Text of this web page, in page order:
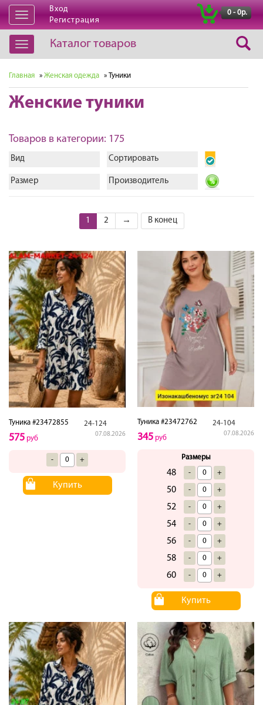
Открыть
навигацию
Вход
Регистрация
0 - 0р.
Открыть
навигацию
Каталог товаров
Главная » Женская одежда » Туники
Женские туники
Товаров в категории: 175
Вид Сортировать
Размер Производитель
1 2 → В конец
Туника #23472855 24-124
07.08.2026
575 руб
- +
Купить
Туника #23472762 24-104
07.08.2026
345 руб
Размеры
48 - +
50 - +
52 - +
54 - +
56 - +
58 - +
60 - +
Купить